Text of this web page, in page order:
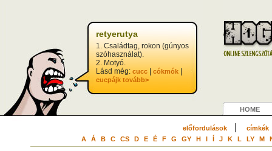
retyerutya
1. Családtag, rokon (gúnyos
szóhasználat).
2. Motyó.
Lásd még: cucc cókmók
cucpájk tovább>
HOME
előfordulások| címkék
A Á B C CS D E É F G GY H I Í J K L LY M